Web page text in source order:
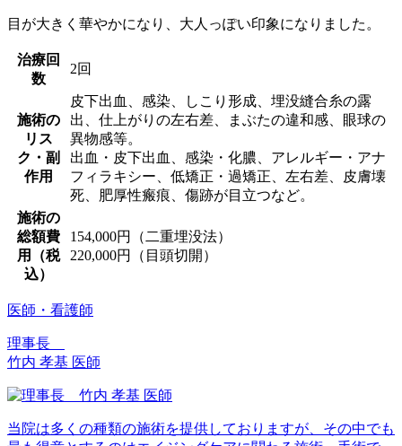
目が大きく華やかになり、大人っぽい印象になりました。
治療回
数
2回
施術の
リス
ク・副
作用
皮下出血、感染、しこり形成、埋没縫合糸の露
出、仕上がりの左右差、まぶたの違和感、眼球の
異物感等。
出血・皮下出血、感染・化膿、アレルギー・アナ
フィラキシー、低矯正・過矯正、左右差、皮膚壊
死、肥厚性瘢痕、傷跡が目立つなど。
施術の
総額費
用（税
込）
154,000円（二重埋没法）
220,000円（目頭切開）
医師・看護師
理事長
竹内 孝基 医師
当院は多くの種類の施術を提供しておりますが、その中でも